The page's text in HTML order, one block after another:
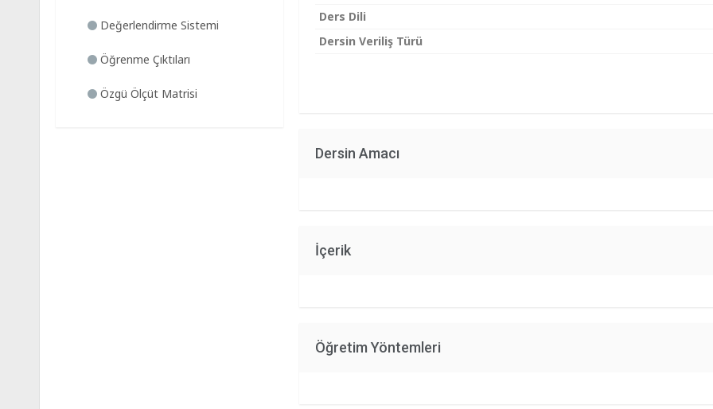
Değerlendirme Sistemi
Öğrenme Çıktıları
Özgü Ölçüt Matrisi
Ders Dili
Dersin Veriliş Türü
Dersin Amacı
İçerik
Öğretim Yöntemleri